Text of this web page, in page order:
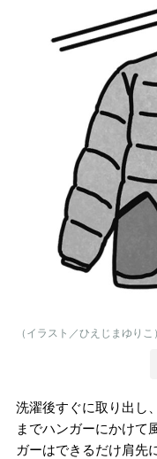
（イラスト／ひえじまゆりこ）
洗濯後すぐに取り出し
までハンガーにかけて
ガーはできるだけ肩先